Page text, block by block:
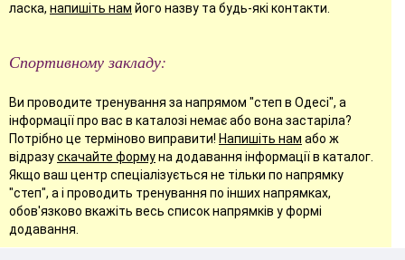
ласка, напишіть нам його назву та будь-які контакти.
Спортивному закладу:
Ви проводите тренування за напрямом "степ в Одесі", а
інформації про вас в каталозі немає або вона застаріла?
Потрібно це терміново виправити! Напишіть нам або ж
відразускачайте формуна додавання інформації в каталог.
Якщо ваш центр спеціалізується не тільки по напрямку
"степ", а і проводить тренування по інших напрямках,
обов'язково вкажіть весь список напрямків у формі
додавання.